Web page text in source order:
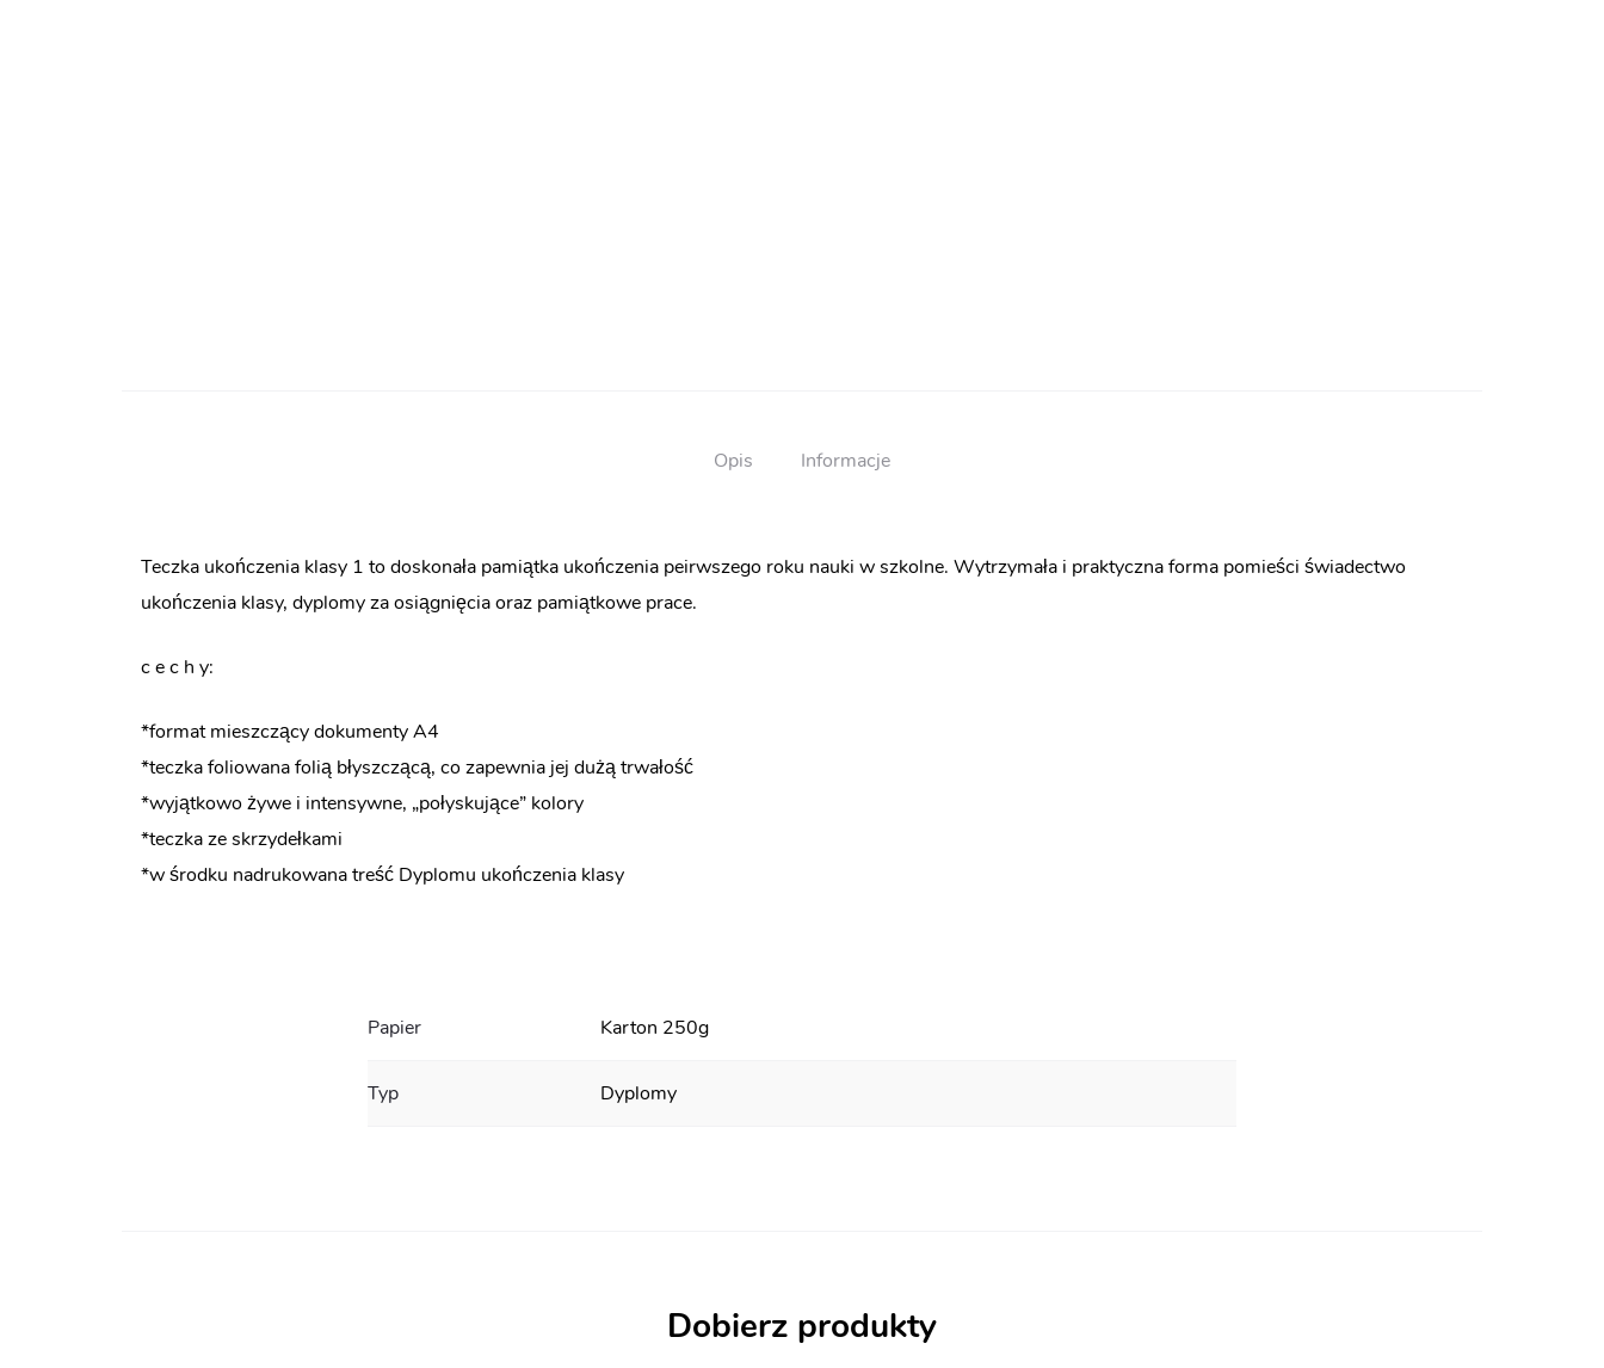
Opis Informacje
Teczka ukończenia klasy 1 to doskonała pamiątka ukończenia peirwszego roku nauki w szkolne. Wytrzymała i praktyczna forma pomieści świadectwo
ukończenia klasy, dyplomy za osiągnięcia oraz pamiątkowe prace.
c e c h y:
*format mieszczący dokumenty A4
*teczka foliowana folią błyszczącą, co zapewnia jej dużą trwałość
*wyjątkowo żywe i intensywne, „połyskujące” kolory
*teczka ze skrzydełkami
*w środku nadrukowana treść Dyplomu ukończenia klasy
Papier Karton 250g
Typ Dyplomy
Dobierz produkty